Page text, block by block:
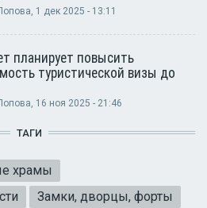
, 1 дек 2025 - 13:11
планирует повысить
туристической визы до
, 16 ноя 2025 - 21:46
ТАГИ
храмы
Замки, дворцы, форты